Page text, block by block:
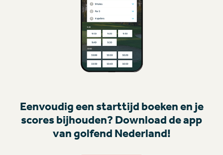
Eenvoudig een starttijd boeken en je
scores bijhouden? Download de app
van golfend Nederland!